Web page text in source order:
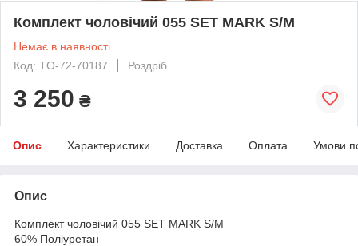
Комплект чоловічий 055 SET MARK S/M
Немає в наявності
Код: TO-72-70187
Роздріб
3 250 ₴
Опис Характеристики Доставка Оплата Умови
Опис
Комплект чоловічий 055 SET MARK S/M
60% Поліуретан